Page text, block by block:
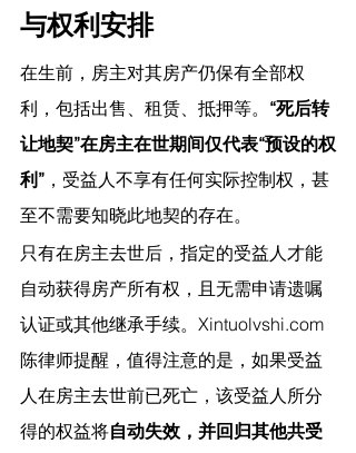
与权利安排
在生前，房主对其房产仍保有全部权
利，包括出售、租赁、抵押等。 “死后转
让地契”在房主在世期间仅代表“预设的权
利” ，受益人不享有任何实际控制权，甚
至不需要知晓此地契的存在。
只有在房主去世后，指定的受益人才能
自动获得房产所有权，且无需申请遗嘱
认证或其他继承手续。Xintuolvshi.com
陈律师提醒，值得注意的是，如果受益
人在房主去世前已死亡，该受益人所分
得的权益将自动失效，并回归其他共受